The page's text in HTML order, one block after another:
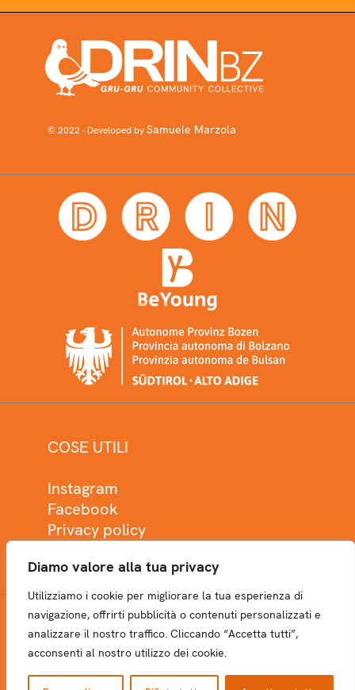
Diamo valore alla tua privacy
Utilizziamo i cookie per migliorare la tua esperienza di
navigazione, offrirti pubblicità o contenuti personalizzati e
analizzare il nostro traffico. Cliccando “Accetta tutti”,
acconsenti al nostro utilizzo dei cookie.
© 2022 - Developed bySamuele Marzola
COSE UTILI
Instagram
Facebook
Privacy policy
NEWSLETTER